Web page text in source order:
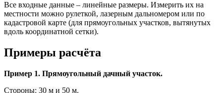
Все входные данные – линейные размеры. Измерить их на
местности можно рулеткой, лазерным дальномером или по
кадастровой карте (для прямоугольных участков, вытянутых
вдоль координатной сетки).
Примеры расчёта
Пример 1. Прямоугольный дачный участок.
Стороны: 30 м и 50 м.